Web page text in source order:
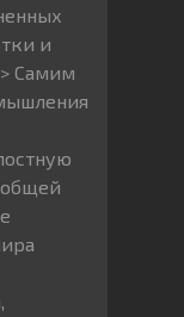
и
Самим